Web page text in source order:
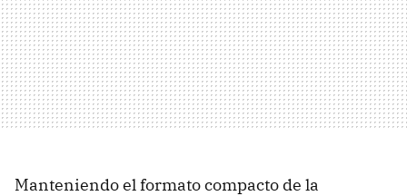
Manteniendo el formato compacto de la